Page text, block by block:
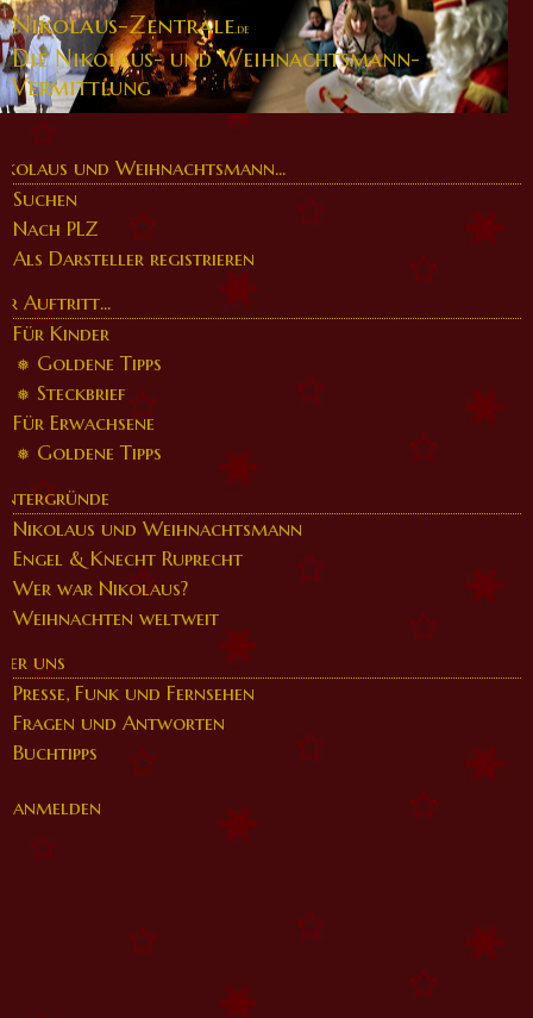
Nikolaus-Zentrale.de
Die Nikolaus- und Weihnachtsmann-
Vermittlung
und Weihnachtsmann...
Suchen
Nach PLZ
Als Darsteller registrieren
Auftritt...
Für Kinder
Goldene Tipps
Steckbrief
Für Erwachsene
Goldene Tipps
Nikolaus und Weihnachtsmann
Engel & Knecht Ruprecht
Wer war Nikolaus?
Weihnachten weltweit
uns
Presse, Funk und Fernsehen
Fragen und Antworten
Buchtipps
anmelden